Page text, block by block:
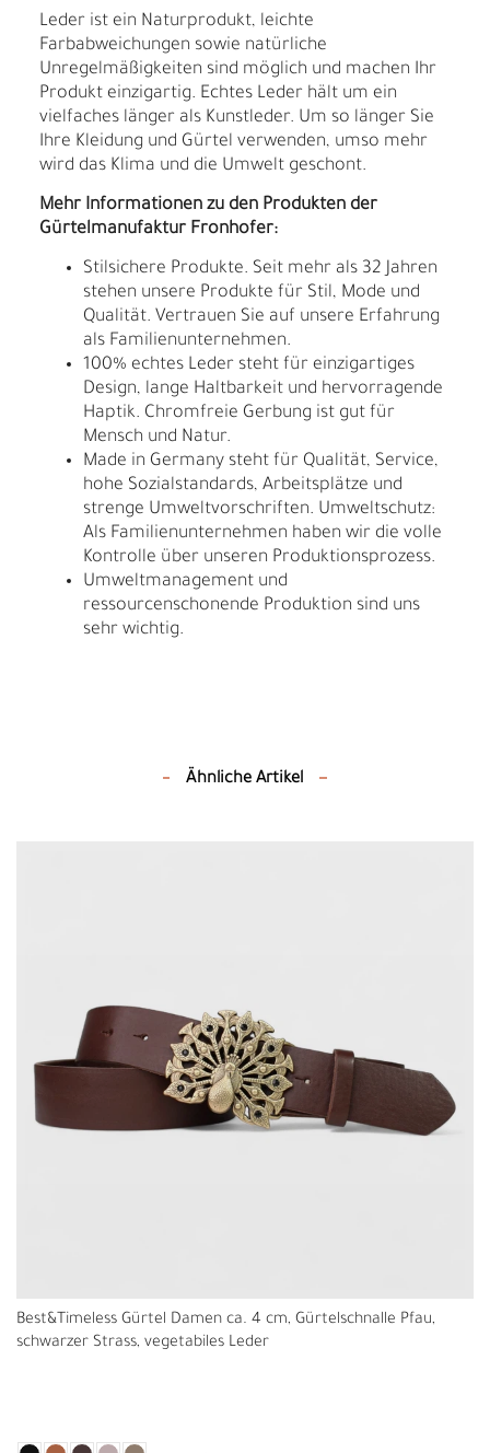
Leder ist ein Naturprodukt, leichte
Farbabweichungen sowie natürliche
Unregelmäßigkeiten sind möglich und machen Ihr
Produkt einzigartig. Echtes Leder hält um ein
vielfaches länger als Kunstleder. Um so länger Sie
Ihre Kleidung und Gürtel verwenden, umso mehr
wird das Klima und die Umwelt geschont.
Mehr Informationen zu den Produkten der
Gürtelmanufaktur Fronhofer:
Stilsichere Produkte. Seit mehr als 32 Jahren
stehen unsere Produkte für Stil, Mode und
Qualität. Vertrauen Sie auf unsere Erfahrung
als Familienunternehmen.
100% echtes Leder steht für einzigartiges
Design, lange Haltbarkeit und hervorragende
Haptik. Chromfreie Gerbung ist gut für
Mensch und Natur.
Made in Germany steht für Qualität, Service,
hohe Sozialstandards, Arbeitsplätze und
strenge Umweltvorschriften. Umweltschutz:
Als Familienunternehmen haben wir die volle
Kontrolle über unseren Produktionsprozess.
Umweltmanagement und
ressourcenschonende Produktion sind uns
sehr wichtig.
Ähnliche Artikel
Best&Timeless Gürtel Damen ca. 4 cm, Gürtelschnalle Pfau,
schwarzer Strass, vegetabiles Leder